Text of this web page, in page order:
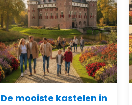
De mooiste kastelen in